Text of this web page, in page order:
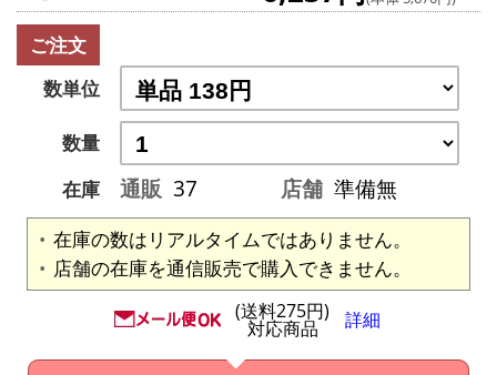
ご注文
数単位
数量
在庫
通販 37 店舗 準備無
在庫の数はリアルタイムではありません。
店舗の在庫を通信販売で購入できません。
(送料275円)
対応商品 詳細